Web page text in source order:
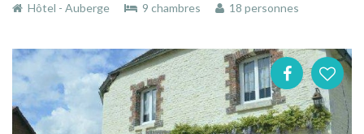
Hôtel - Auberge
9 chambres 18 personnes